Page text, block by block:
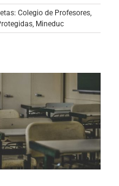
Colegio de Profesores
Mineduc